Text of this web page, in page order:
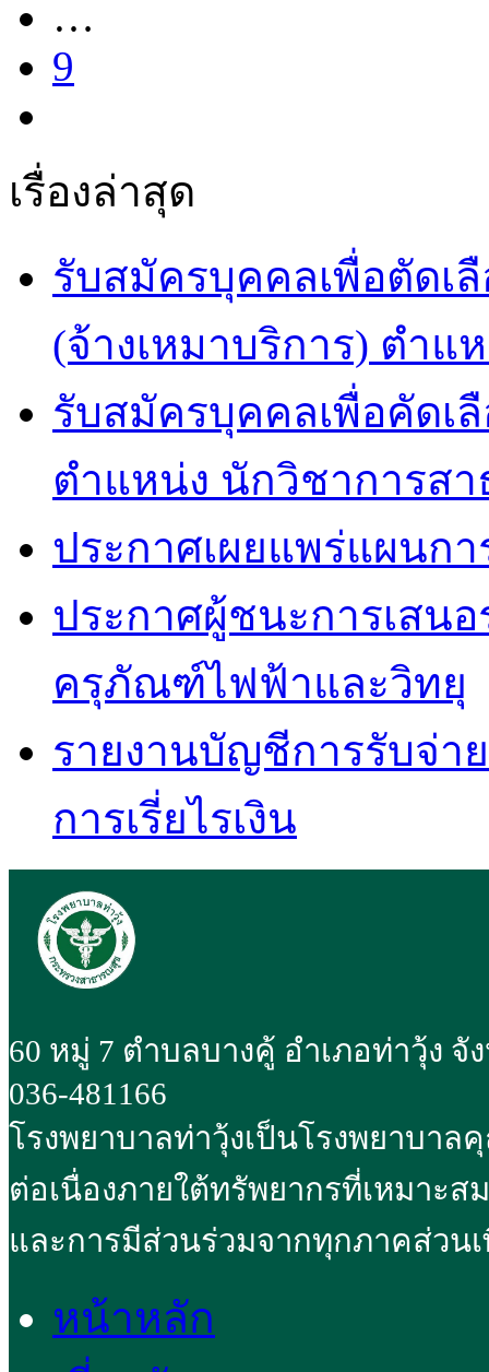
…
9
เรื่องล่าสุด
รับสมัครบุคคลเพื่อตัดเ
(จ้างเหมาบริการ) ตำ
รับสมัครบุคคลเพื่อคัดเ
ตำแหน่ง นักวิชาการส
ประกาศเผยแพร่แผนกา
ประกาศผู้ชนะการเสน
ครุภัณฑ์ไฟฟ้าและวิทยุ
รายงานบัญชีการรับจ่า
การเรี่ยไรเงิน
60 หมู่ 7 ตำบลบางคู้ อำเภอท่าวุ้ง จั
036-481166
โรงพยาบาลท่าวุ้งเป็นโรงพยาบา
ต่อเนื่องภายใต้ทรัพยากรที่เหมาะสม
และการมีส่วนร่วมจากทุกภาคส่ว
หน้าหลัก